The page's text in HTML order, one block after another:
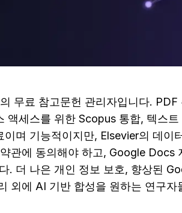
무료 참고문헌 관리자입니다.
액세스를 위한 Scopus 통합, 텍스
이며 기능적이지만, Elsevier의 데이
관에 동의해야 하고, Google Docs
. 더 나은 개인 정보 보호, 향상된
외에 AI 기반 합성을 원하는 연구